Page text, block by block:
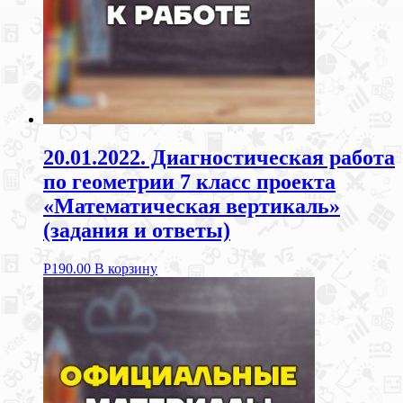
20.01.2022. Диагностическая работа
по геометрии 7 класс проекта
«Математическая вертикаль»
(задания и ответы)
Р190.00 В корзину